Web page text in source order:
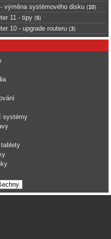
výměna systémového disku (10)
11 - tipy (5)
10 - upgrade routeru (3)
systémy